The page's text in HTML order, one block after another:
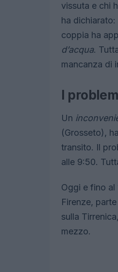
vissuta e chi
ha dichiarato:
coppia ha
d’acqua.
mancanza di
I
Un
(Grosseto),
transito. Il
alle 9:50.
Oggi e fino al
Firenze,
sulla
mezzo.